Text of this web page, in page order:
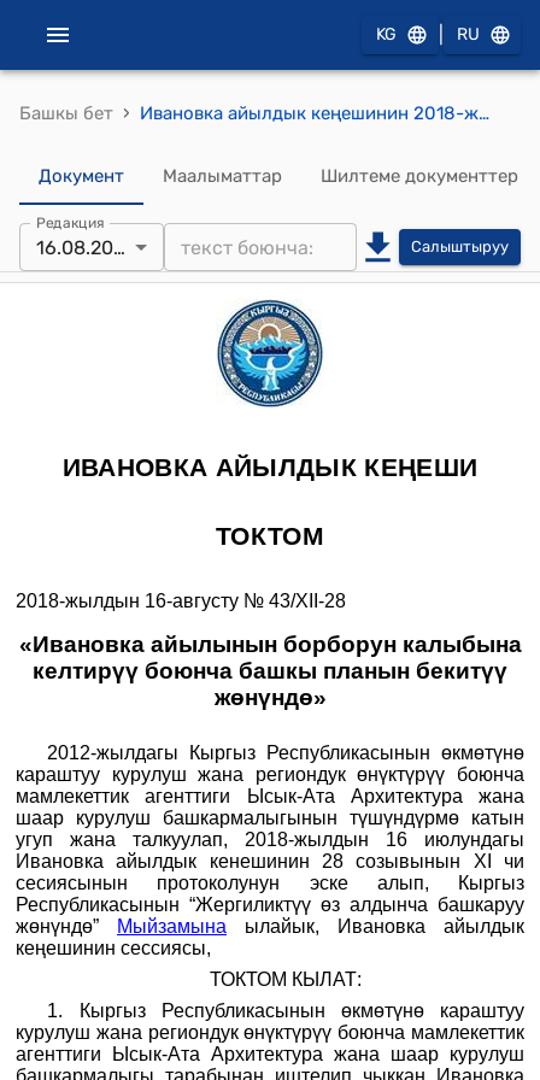
KG RU
Башкы бет › Ивановка айылдык кеңешинин 2018-жылдын 16-августундагы № 43/XII-28 «Ивановка айылынын борборун калыбына келтирүү боюнча башкы планын бекитүү жөнүндө» токтому
Документ Маалыматтар Шилтеме документтер
Редакция
16.08.2018 Салыштыруу